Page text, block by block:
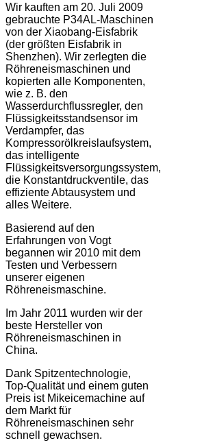
Wir kauften am 20. Juli 2009
gebrauchte P34AL-Maschinen
von der Xiaobang-Eisfabrik
(der größten Eisfabrik in
Shenzhen). Wir zerlegten die
Röhreneismaschinen und
kopierten alle Komponenten,
wie z. B. den
Wasserdurchflussregler, den
Flüssigkeitsstandsensor im
Verdampfer, das
Kompressorölkreislaufsystem,
das intelligente
Flüssigkeitsversorgungssystem,
die Konstantdruckventile, das
effiziente Abtausystem und
alles Weitere.
Basierend auf den
Erfahrungen von Vogt
begannen wir 2010 mit dem
Testen und Verbessern
unserer eigenen
Röhreneismaschine.
Im Jahr 2011 wurden wir der
beste Hersteller von
Röhreneismaschinen in
China.
Dank Spitzentechnologie,
Top-Qualität und einem guten
Preis ist Mikeicemachine auf
dem Markt für
Röhreneismaschinen sehr
schnell gewachsen.